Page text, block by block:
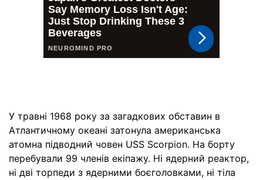
У травні 1968 року за загадкових обставин в
Атлантичному океані затонула американська
атомна підводний човен USS Scorpion. На борту
перебували 99 членів екіпажу. Ні ядерний реактор,
ні дві торпеди з ядерними боєголовками, ні тіла